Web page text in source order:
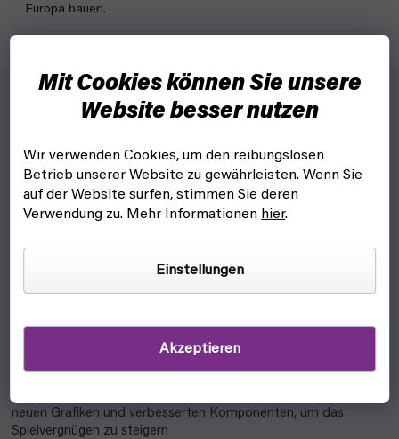
Mit Cookies können Sie unsere
Website besser nutzen
Wir verwenden Cookies, um den reibungslosen
Betrieb unserer Website zu gewährleisten. Wenn Sie
auf der Website surfen, stimmen Sie deren
Verwendung zu. Mehr Informationen hier.
Einstellungen
Akzeptieren
Europa bauen.
Für die ganze Familie - von kleinen Kindern bis zu großen
Erwachsenen
Für alle Zug-um-Zug-Fans
aufregender Zugabenteuer, die viele Familien und Freunde auf
der ganzen Welt erlebt haben
neuen Grafiken und verbesserten Komponenten, um das
Spielvergnügen zu steigern